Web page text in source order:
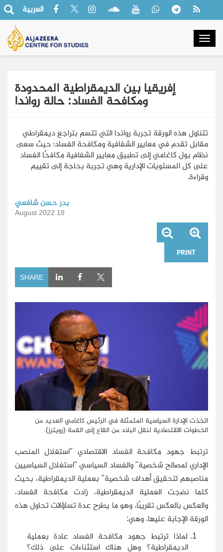
العربية
إفريقيا بين الديمقراطية المحدودة
ومكافحة الفساد: حالة رواندا
تتناول هذه الورقة تجربة رواندا التي تتسم بتراجع ديمقراطي
مقابل تقدم في معايير الشفافية ومكافحة الفساد؛ حيث سعى
نظام بول كاغامي إلى تطبيق معايير الشفافية مكافحًا الفساد
على كل المستويات الإدارية وهي تجربة بحاجة إلى تقييم
وقراءة.
بدر حسن شافعي
18 August 2022
PRINT
SHARE
اتخذت الإدارة السياسية المتمثلة في الرئيس كاغامي العديد من
الخطوات الاقتصادية لنقل البلاد من القاع إلى القمة (رويترز).
ترتبط جهود مكافحة الفساد الاقتصادي "استغلال المنصب
الإداري لمصالح شخصية" والفساد السياسي "استغلال السياسيين
مناصبهم لتحقيق أهداف شخصية" بعملية الديمقراطية، بحيث
كلما نضجت العملية الديمقراطية، زادت مكافحة الفساد،
والعكس بالعكس تقريبًا، وهو ما يطرح عدة تساؤلات تحاول هذه
الورقة الإجابة عليها، وهي:
لماذا ترتبط جهود مكافحة الفساد عادة بعملية
الديمقراطية؟ وهل هناك استثناءات على ذلك؟